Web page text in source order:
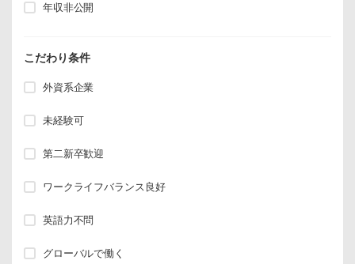
年収非公開
こだわり条件
外資系企業
未経験可
第二新卒歓迎
ワークライフバランス良好
英語力不問
グローバルで働く